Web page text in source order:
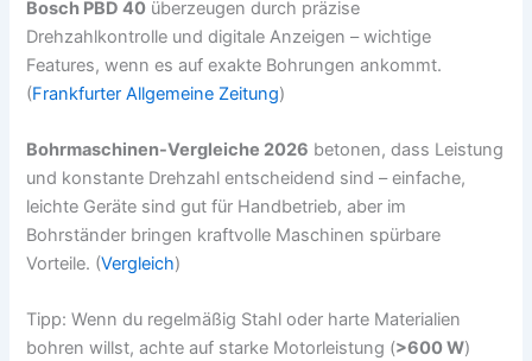
Bosch PBD 40 überzeugen durch präzise
Drehzahlkontrolle und digitale Anzeigen – wichtige
Features, wenn es auf exakte Bohrungen ankommt.
(Frankfurter Allgemeine Zeitung)
Bohrmaschinen-Vergleiche 2026 betonen, dass Leistung
und konstante Drehzahl entscheidend sind – einfache,
leichte Geräte sind gut für Handbetrieb, aber im
Bohrständer bringen kraftvolle Maschinen spürbare
Vorteile. (Vergleich)
Tipp: Wenn du regelmäßig Stahl oder harte Materialien
bohren willst, achte auf starke Motorleistung (>600 W)